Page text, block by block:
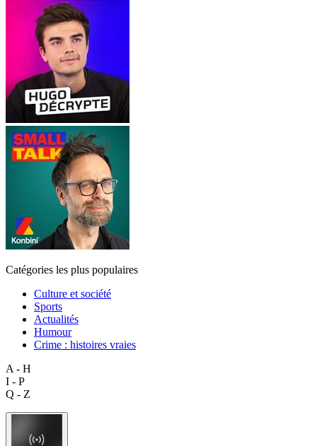
Catégories les plus populaires
Culture et société
Sports
Actualités
Humour
Crime : histoires vraies
A - H
I - P
Q - Z